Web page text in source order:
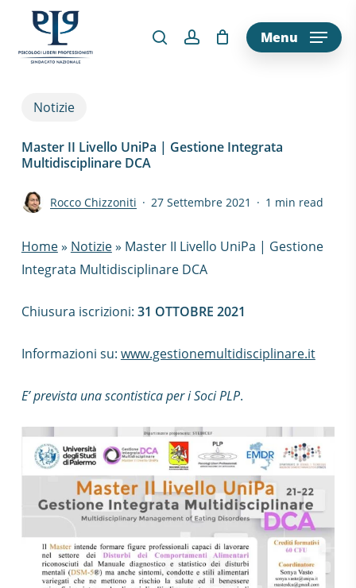
main
Menu
Notizie
Master II Livello UniPa | Gestione Integrata
Multidisciplinare DCA
Rocco Chizzoniti 27 Settembre 2021 1 min read
Home» Notizie» Master II Livello UniPa | Gestione
Integrata Multidisciplinare DCA
Chiusura iscrizioni: 31 OTTOBRE 2021
Informazioni su: www.gestionemultidisciplinare.it
E’ prevista una scontistica per i Soci PLP.